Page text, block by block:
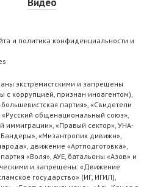
и политика конфиденциальности и
экстремистскими и запрещены
коррупцией, признан иноагентом),
партия», «Свидетели
общенациональный союз»,
иммиграции», «Правый сектор», УНА-
«Мизантропик дивижн»,
движение «Артподготовка»,
«Воля», АУЕ, батальоны «Азов» и
и запрещены: «Движение
государство» (ИГ, ИГИЛ),